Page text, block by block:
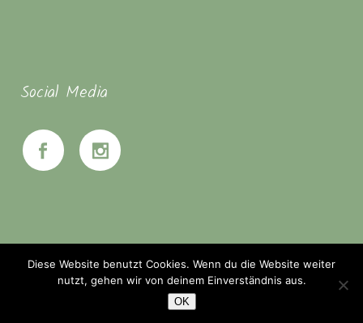
Social Media
© Seminarhaus Mahanbir - Zwischen Hannover & Braunschweig
Diese Website benutzt Cookies. Wenn du die Website weiter
nutzt, gehen wir von deinem Einverständnis aus.
OK